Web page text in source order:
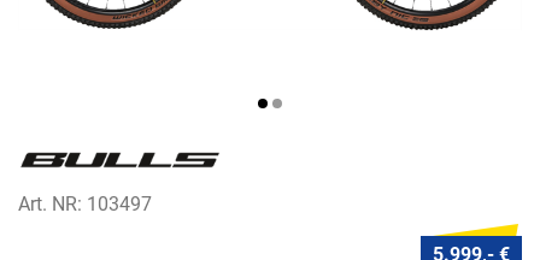
Art. NR: 103497
5.999,- €